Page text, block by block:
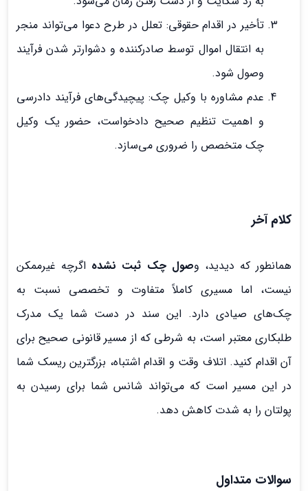
تأخیر در اقدام حقوقی: تعلل در طرح دعوا می‌تواند منجر
به انتقال اموال توسط صادرکننده و دشوارتر شدن فرآیند
وصول شود.
عدم مشاوره با وکیل چک: پیچیدگی‌های فرآیند دادرسی
و اهمیت تنظیم صحیح دادخواست، حضور یک وکیل
چک متخصص را ضروری می‌سازد.
کلام آخر
همانطور که دیدید، وصول چک ثبت نشده اگرچه غیرممکن
نیست، اما مسیری کاملاً متفاوت و تخصصی نسبت به
چک‌های صیادی دارد. این سند در دست شما یک مدرک
طلبکاری معتبر است، به شرطی که از مسیر قانونی صحیح برای
آن اقدام کنید. اتلاف وقت و اقدام اشتباه، بزرگترین ریسک شما
در این مسیر است که می‌تواند شانس شما برای رسیدن به
پولتان را به شدت کاهش دهد.
سوالات متداول